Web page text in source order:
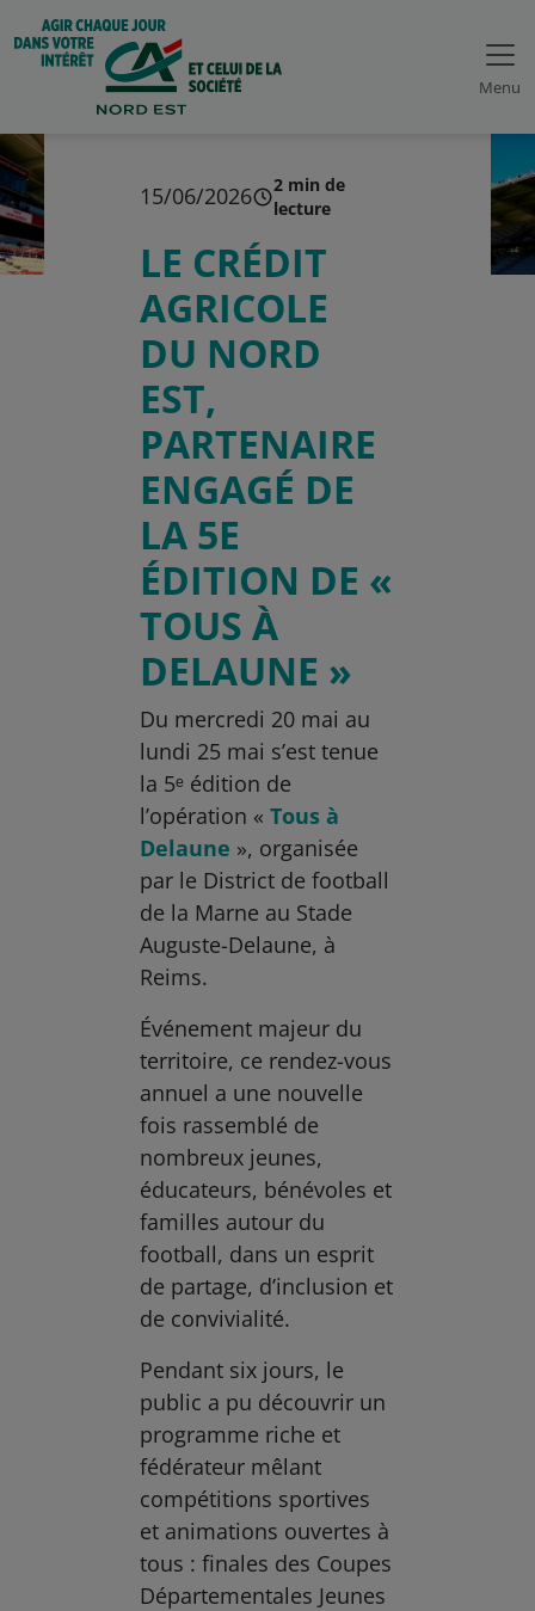
Menu
15/06/2026
2 min de
lecture
LE CRÉDIT
AGRICOLE
DU NORD
EST,
PARTENAIRE
ENGAGÉ DE
LA 5E
ÉDITION DE «
TOUS À
DELAUNE »
Du mercredi 20 mai au
lundi 25 mai s’est tenue
la 5ᵉ édition de
l’opération «Tous à
Delaune », organisée
par le District de football
de la Marne au Stade
Auguste-Delaune, à
Reims.
Événement majeur du
territoire, ce rendez-vous
annuel a une nouvelle
fois rassemblé de
nombreux jeunes,
éducateurs, bénévoles et
familles autour du
football, dans un esprit
de partage, d’inclusion et
de convivialité.
Pendant six jours, le
public a pu découvrir un
programme riche et
fédérateur mêlant
compétitions sportives
et animations ouvertes à
tous : finales des Coupes
Départementales Jeunes